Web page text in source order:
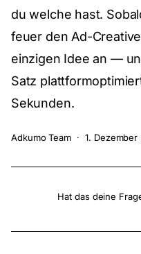
du welche hast.
feuer den Ad-
einzigen Idee an —
Satz
Sekunden.
Adkumo Team · 1. Dezember
Hat das deine